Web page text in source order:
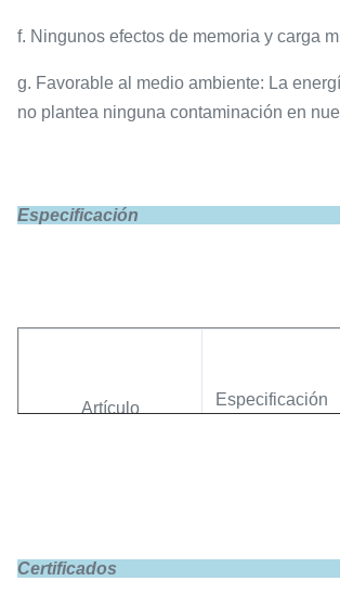
f. Ningunos efectos de memoria y carga
g. Favorable al medio ambiente: La
no plantea ninguna contaminación en
Artículo Especificación
Modelo